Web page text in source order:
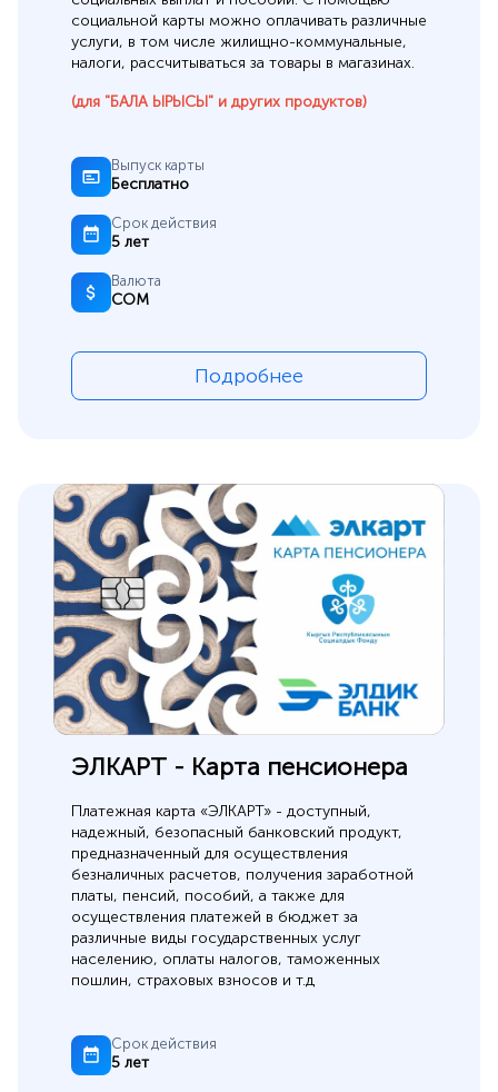
социальной карты можно оплачивать различные
услуги, в том числе жилищно-коммунальные,
налоги, рассчитываться за товары в магазинах.
(для "БАЛА ЫРЫСЫ" и других продуктов)
Выпуск карты
Бесплатно
Срок действия
5 лет
Валюта
СОМ
Подробнее
ЭЛКАРТ - Карта пенсионера
Платежная карта «ЭЛКАРТ» - доступный,
надежный, безопасный банковский продукт,
предназначенный для осуществления
безналичных расчетов, получения заработной
платы, пенсий, пособий, а также для
осуществления платежей в бюджет за
различные виды государственных услуг
населению, оплаты налогов, таможенных
пошлин, страховых взносов и т.д
Срок действия
5 лет